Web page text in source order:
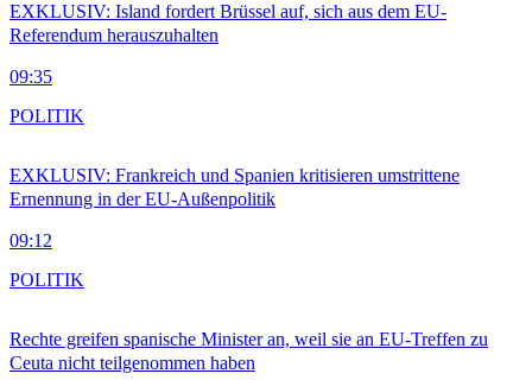
EXKLUSIV: Island fordert Brüssel auf, sich aus dem EU-
Referendum herauszuhalten
09:35
EXKLUSIV: Frankreich und Spanien kritisieren umstrittene
Ernennung in der EU-Außenpolitik
09:12
POLITIK
Rechte greifen spanische Minister an, weil sie an EU-Treffen zu
Ceuta nicht teilgenommen haben
POLITIK